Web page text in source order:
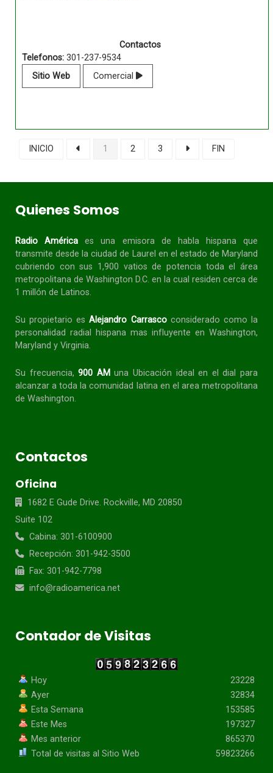
Contactos
Telefonos:301-237-9534
Sitio Web
Comercial
INICIO 1 2 3 FIN
Quienes Somos
Radio América es una emisora de habla hispanaque
transmite desde la ciudad de Laurel en el estado de Maryland
cubriendo con sus 1,900 vatios de potencia toda el área
metropolitana de Washington D.C. en la cual residen cerca de
1 millón de Latinos.
Su propietario esAlejandro Carrascoconsiderado como la
personalidad radial
hispana mas influyente en Washington,
Maryland y Virginia.
Su frecuencia, 900 AM una Ubicación ideal en el dial para
alcanzar a toda lacomunidad latina en el area metropolitana
de Washington.
Contactos
Oficina
1682 E Gude Drive. Rockville, MD 20850
Suite 102
Cabina: 301-6100900
Recepción: 301-942-3500
Fax: 301-942-7798
info@radioamerica.net
Contador de Visitas
Hoy
Ayer
Esta Semana
Este Mes
Mes anterior
Total de visitas al Sitio Web
23228
32834
153585
197327
865370
59823266